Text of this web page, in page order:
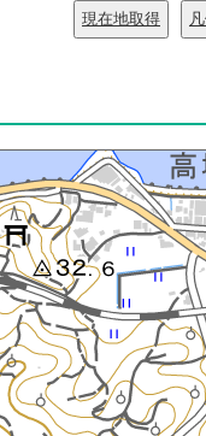
現在地取得